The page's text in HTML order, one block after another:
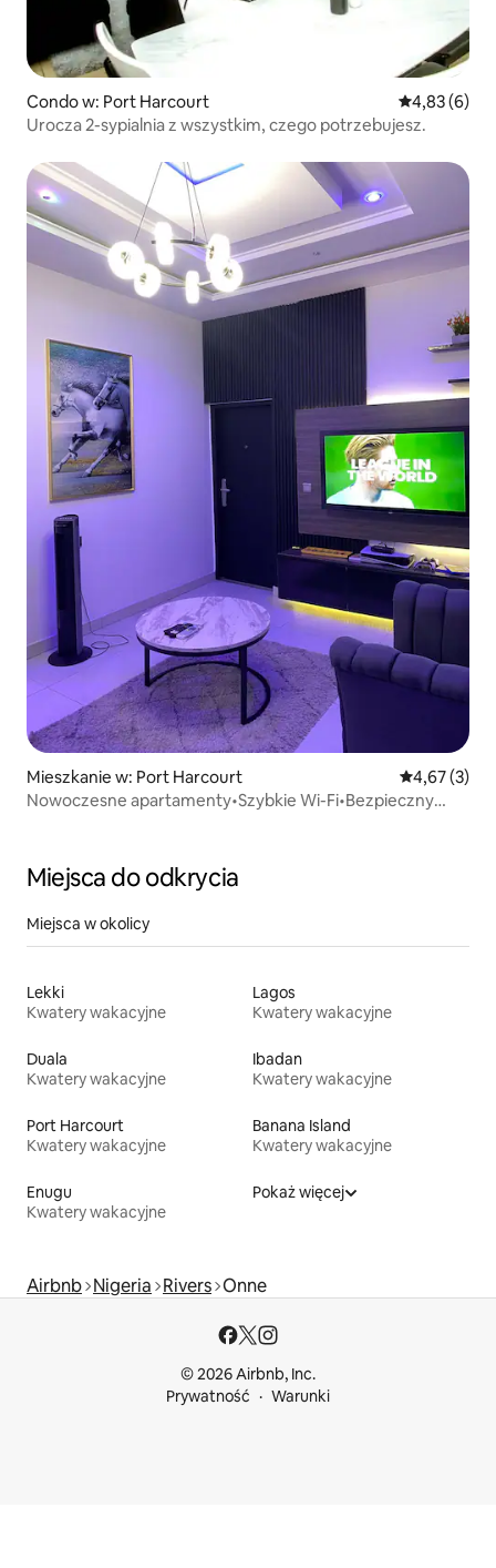
Condo w: Port Harcourt Średnia
4,83 (6)
Urocza 2-sypialnia z wszystkim, czego potrzebujesz.
Mieszkanie w: Port Harcourt Średnia
4,67 (3)
Nowoczesne apartamenty•Szybkie Wi-Fi•Bezpieczny
Miejsca do odkrycia
Miejsca w okolicy
Lekki
Kwatery wakacyjne
Lagos
Kwatery wakacyjne
Duala
Kwatery wakacyjne
Ibadan
Kwatery wakacyjne
Port Harcourt
Kwatery wakacyjne
Banana Island
Kwatery wakacyjne
Enugu
Kwatery wakacyjne
Pokaż więcej
Airbnb Nigeria Rivers Onne
© 2026 Airbnb, Inc.
Prywatność
Warunki